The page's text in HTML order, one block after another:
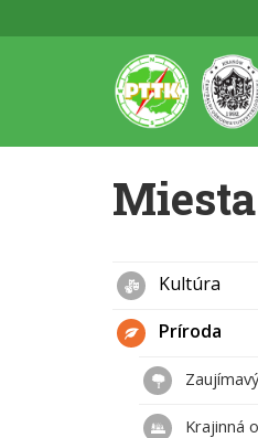
Miesta
Kultúra
Príroda
Krajinná